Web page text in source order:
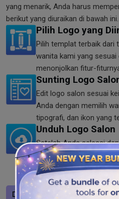
yang menarik, Anda harus
berikut yang diuraikan di bawah ini.
Pilih Logo yang
Pilih templat terbaik dari
wanita kami yang
menonjolkan fitur-
Sunting Logo
Edit logo salon sesuai
Anda dengan memilih
tipografi, dan ikon yang
Unduh Logo Salon
Setelah Anda selesai
Anda dapat
format PNG, SVG, dan
sekarang!
Desain logo